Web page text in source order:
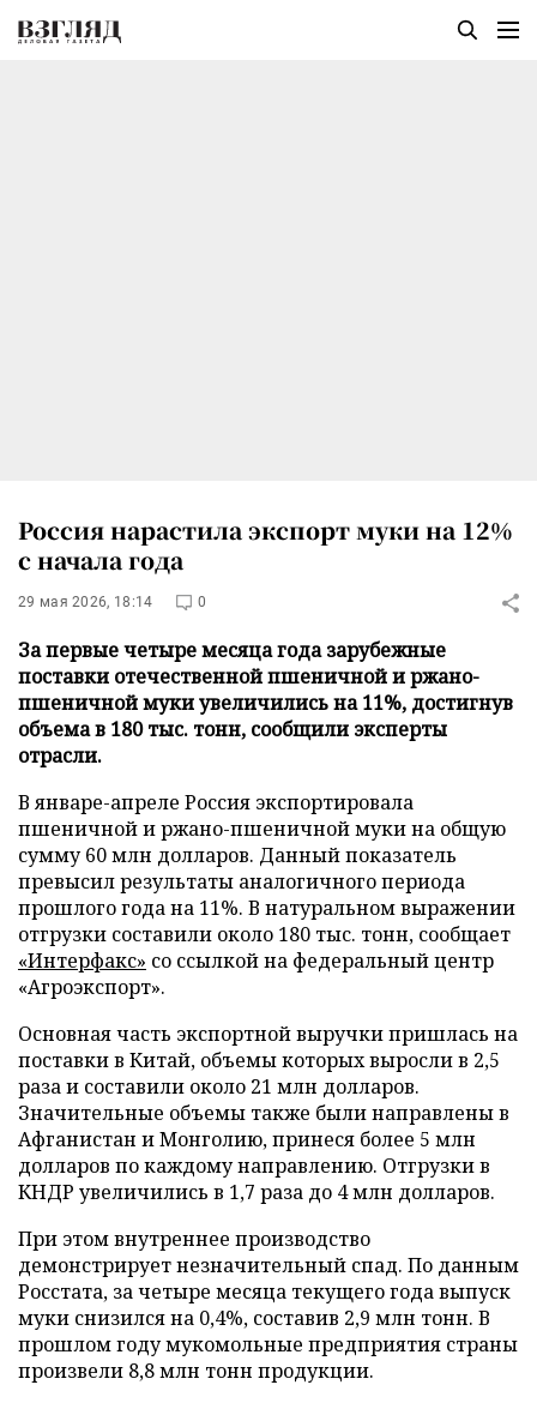
Россия нарастила экспорт муки на 12%
с начала года
29 мая 2026, 18:14 0
За первые четыре месяца года зарубежные
поставки отечественной пшеничной и ржано-
пшеничной муки увеличились на 11%, достигнув
объема в 180 тыс. тонн, сообщили эксперты
отрасли.
В январе-апреле Россия экспортировала
пшеничной и ржано-пшеничной муки на общую
сумму 60 млн долларов. Данный показатель
превысил результаты аналогичного периода
прошлого года на 11%. В натуральном выражении
отгрузки составили около 180 тыс. тонн, сообщает
«Интерфакс» со ссылкой на федеральный центр
«Агроэкспорт».
Основная часть экспортной выручки пришлась на
поставки в Китай, объемы которых выросли в 2,5
раза и составили около 21 млн долларов.
Значительные объемы также были направлены в
Афганистан и Монголию, принеся более 5 млн
долларов по каждому направлению. Отгрузки в
КНДР увеличились в 1,7 раза до 4 млн долларов.
При этом внутреннее производство
демонстрирует незначительный спад. По данным
Росстата, за четыре месяца текущего года выпуск
муки снизился на 0,4%, составив 2,9 млн тонн. В
прошлом году мукомольные предприятия страны
произвели 8,8 млн тонн продукции.